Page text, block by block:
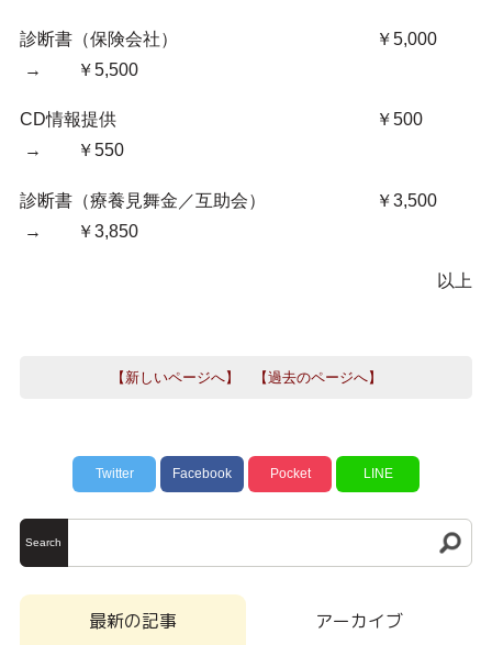
診断書（保険会社） ￥5,000
→ ￥5,500
CD情報提供 ￥500
→ ￥550
診断書（療養見舞金／互助会） ￥3,500
→ ￥3,850
以上
【新しいページへ】 【過去のページへ】
Twitter Facebook Pocket LINE
Search
最新の記事 アーカイブ